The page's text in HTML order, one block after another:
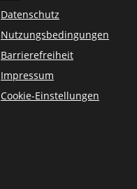
Datenschutz
Nutzungsbedingungen
Barrierefreiheit
Impressum
Cookie-Einstellungen